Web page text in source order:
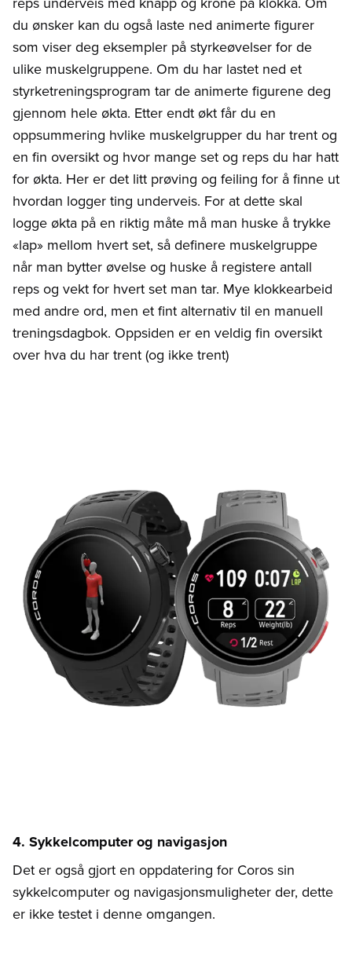
du ønsker kan du også laste ned animerte figurer
som viser deg eksempler på styrkeøvelser for de
ulike muskelgruppene. Om du har lastet ned et
styrketreningsprogram tar de animerte figurene deg
gjennom hele økta. Etter endt økt får du en
oppsummering hvlike muskelgrupper du har trent og
en fin oversikt og hvor mange set og reps du har hatt
for økta. Her er det litt prøving og feiling for å finne ut
hvordan logger ting underveis. For at dette skal
logge økta på en riktig måte må man huske å trykke
«lap» mellom hvert set, så definere muskelgruppe
når man bytter øvelse og huske å registere antall
reps og vekt for hvert set man tar. Mye klokkearbeid
med andre ord, men et fint alternativ til en manuell
treningsdagbok. Oppsiden er en veldig fin oversikt
over hva du har trent (og ikke trent)
4. Sykkelcomputer og navigasjon
Det er også gjort en oppdatering for Coros sin
sykkelcomputer og navigasjonsmuligheter der, dette
er ikke testet i denne omgangen.